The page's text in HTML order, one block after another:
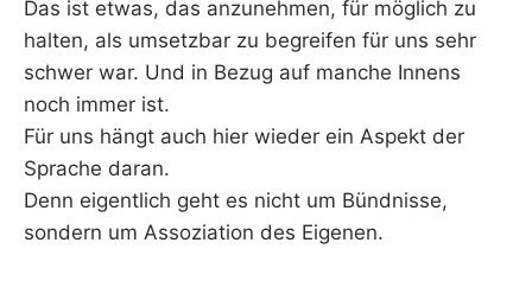
Das ist etwas, das anzunehmen, für möglich zu
halten, als umsetzbar zu begreifen für uns sehr
schwer war. Und in Bezug auf manche Innens
noch immer ist.
Für uns hängt auch hier wieder ein Aspekt der
Sprache daran.
Denn eigentlich geht es nicht um Bündnisse,
sondern um Assoziation des Eigenen.